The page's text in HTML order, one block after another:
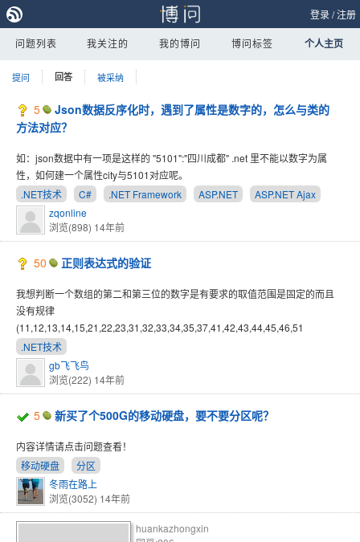
登录/注册
问题列表 我关注的 我的博问 博问标签 个人主页
提问 回答 被采纳
5
Json数据反序化时，遇到了属性是数字的，怎么与类的
方法对应？
如：json数据中有一项是这样的 "5101":"四川成都" .net 里不能以数字为属
性，如何建一个属性city与5101对应呢。
.NET技术
C# .NET Framework ASP.NET
ASP.NET Ajax
zqonline
浏览(898) 14年前
50 正则表达式的验证
我想判断一个数组的第二和第三位的数字是有要求的取值范围是固定的而且
没有规律
(11,12,13,14,15,21,22,23,31,32,33,34,35,37,41,42,43,44,45,46,51
.NET技术
gb飞飞鸟
浏览(222) 14年前
5 新买了个500G的移动硬盘，要不要分区呢？
内容详情请点击问题查看！
移动硬盘
分区
冬雨在路上
浏览(3052) 14年前
huankazhongxin